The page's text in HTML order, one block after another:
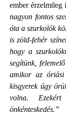
ember érzelmileg
nagyon fontos
óta a szurkolók
is zöld-fehér
hogy a
segítünk,
amikor az óriási
kisgyerek úgy
volna.
önkénteskedés.”